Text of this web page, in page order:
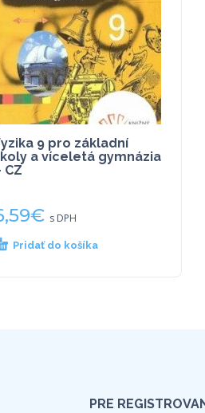
9 pro základní
a víceletá gymnázia
CZ
€ s DPH
Pridať do košíka
PRE